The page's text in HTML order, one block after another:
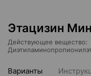
Этацизин
Действующее вещество:
Варианты